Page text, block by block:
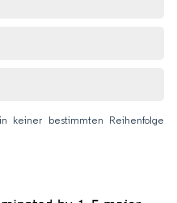
in keiner bestimmten Reihenfolge